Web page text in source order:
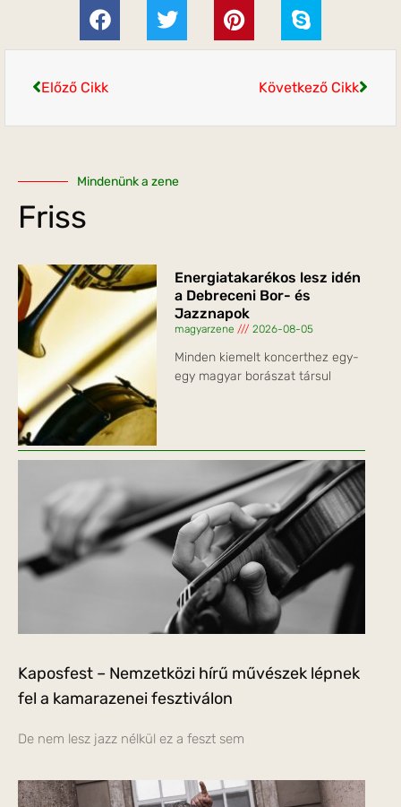
Előző Cikk Következő Cikk
Mindenünk a zene
Friss
Energiatakarékos lesz idén
a Debreceni Bor- és
Jazznapok
magyarzene 2026-08-05
Minden kiemelt koncerthez egy-
egy magyar borászat társul
Kaposfest – Nemzetközi hírű művészek lépnek
fel a kamarazenei fesztiválon
De nem lesz jazz nélkül ez a feszt sem